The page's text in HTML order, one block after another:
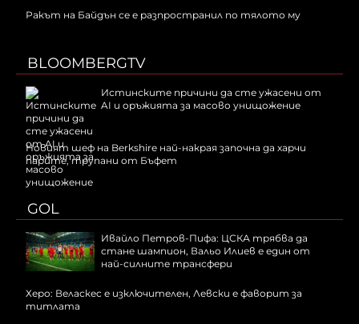
Ракът на Байдън се е разпространил по тялото му
BLOOMBERGTV
Истинските причини да сте ужасени от
AI и оръжията за масово унищожение
Новият шеф на Berkshire най-накрая започна да харчи
парите, трупани от Бъфет
GOL
Ивайло Петров-Пифа: ЦСКА трябва да
стане шампион, Вальо Илиев е един от
най-силните трансфери
Херо: Веласкес е изключителен, Левски е фаворит за
титлата